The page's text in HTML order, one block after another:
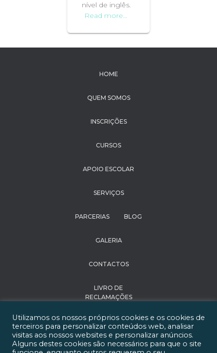
nível de inglês.
Read more…
HOME
QUEM SOMOS
INSCRIÇÕES
CURSOS
APOIO ESCOLAR
SERVIÇOS
PARCERIAS BLOG
GALERIA
CONTACTOS
LIVRO DE
RECLAMAÇÕES
POLÍTICA DE
PRIVACIDADE
Utilizamos os nossos próprios cookies e os cookies de
terceiros para personalizar conteúdos web, analisar
visitas aos nossos websites e personalizar anúncios.
Alguns destes cookies são necessários para que o site